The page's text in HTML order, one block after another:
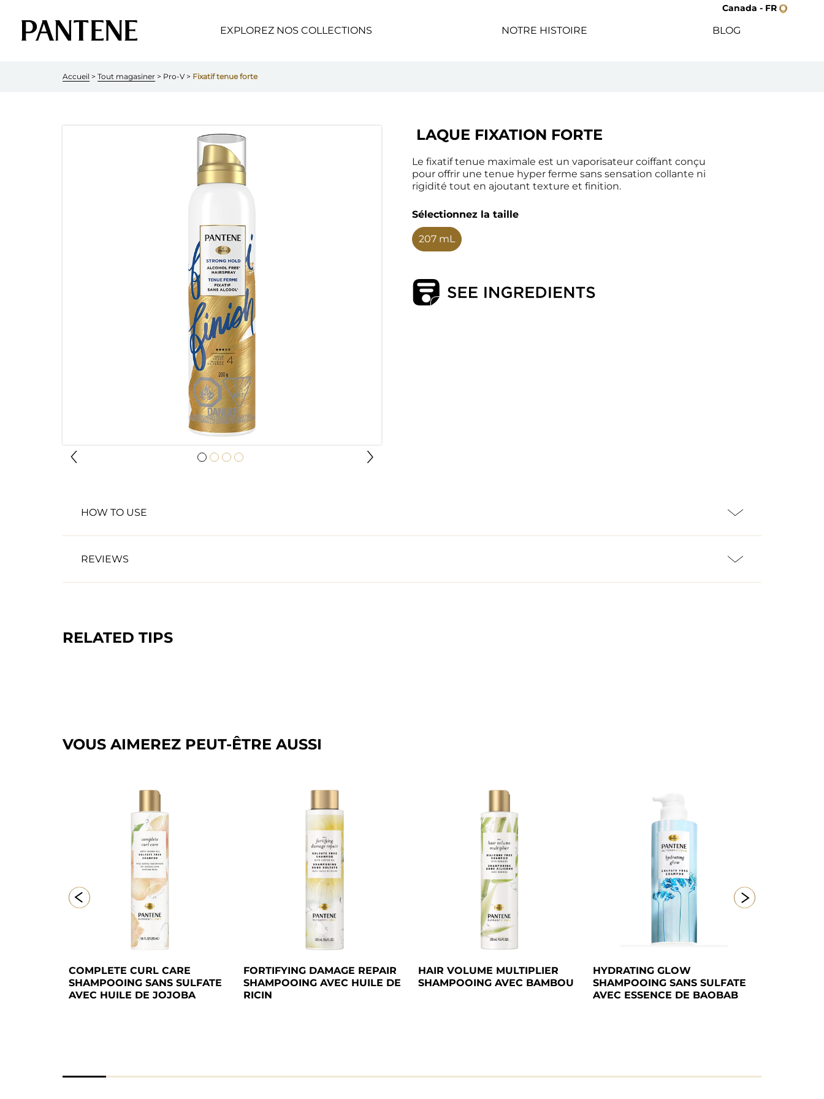
Canada - FR
EXPLOREZ NOS COLLECTIONS NOTRE HISTOIRE BLOG
Accueil > Tout magasiner > Pro-V > Fixatif tenue forte
LAQUE FIXATION FORTE
Le fixatif tenue maximale est un vaporisateur coiffant conçu
pour offrir une tenue hyper ferme sans sensation collante ni
rigidité tout en ajoutant texture et finition.
Sélectionnez la taille
207 mL
HOW TO USE
REVIEWS
RELATED TIPS
VOUS AIMEREZ PEUT-ÊTRE AUSSI
COMPLETE CURL CARE
SHAMPOOING SANS SULFATE
AVEC HUILE DE JOJOBA
FORTIFYING DAMAGE REPAIR
SHAMPOOING AVEC HUILE DE
RICIN
HAIR VOLUME MULTIPLIER
SHAMPOOING AVEC BAMBOU
HYDRATING GLOW
SHAMPOOING SANS SULFATE
AVEC ESSENCE DE BAOBAB